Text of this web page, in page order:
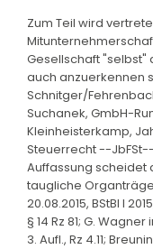
Zum Teil wird
Gesellschaft "selbst"
auch anzuerkennen
Schnitger/
Suchanek, GmbH-
Kleinheisterkamp,
Steuerrecht --
Auffassung scheidet
taugliche
20.08.2015, BStBl I
§ 14 Rz 81; G.
3. Aufl., Rz 4.11;